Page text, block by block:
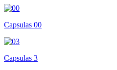
Capsulas 00
Capsulas 3